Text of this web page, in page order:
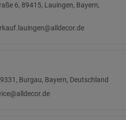
6, 89415, Lauingen, Bayern,
Burgau, Bayern, Deutschland